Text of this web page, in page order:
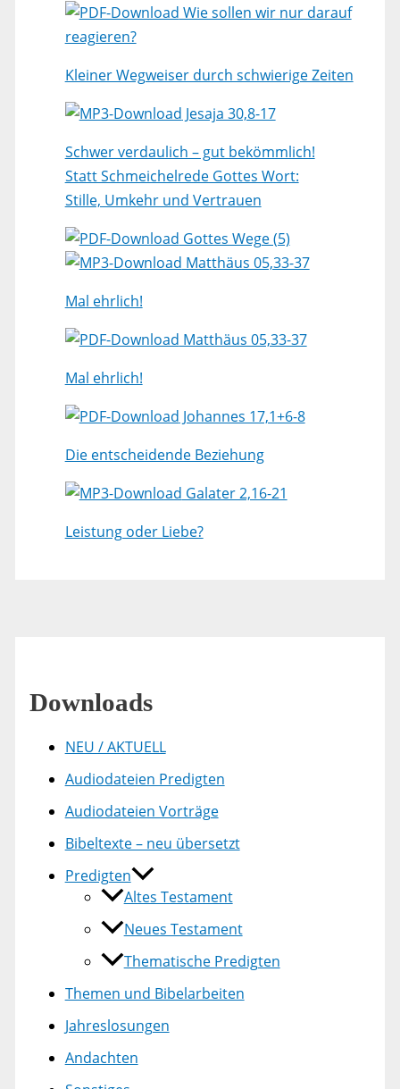
Wie sollen wir nur darauf
reagieren?
Kleiner Wegweiser durch schwierige Zeiten
Jesaja 30,8-17
Schwer verdaulich – gut bekömmlich!
Statt Schmeichelrede Gottes Wort:
Stille, Umkehr und Vertrauen
Gottes Wege (5)
Matthäus 05,33-37
Mal ehrlich!
Matthäus 05,33-37
Mal ehrlich!
Johannes 17,1+6-8
Die entscheidende Beziehung
Galater 2,16-21
Leistung oder Liebe?
Downloads
NEU / AKTUELL
Audiodateien Predigten
Audiodateien Vorträge
Bibeltexte – neu übersetzt
Predigten
Altes Testament
Neues Testament
Thematische Predigten
Themen und Bibelarbeiten
Jahreslosungen
Andachten